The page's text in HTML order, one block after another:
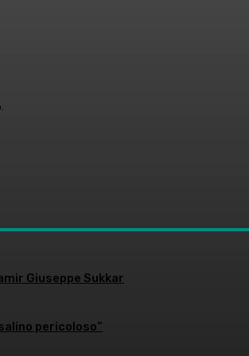
Giuseppe Sukkar
pericoloso”